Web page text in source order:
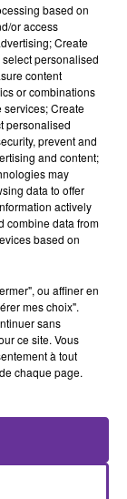
Yannick
du
based on
or access
Create
personalised
content
or combinations
services; Create
personalised
prevent and
and content;
may
data to offer
actively
combine data from
based on
ou affiner en
mes choix".
sans
ce site. Vous
à tout
chaque page.